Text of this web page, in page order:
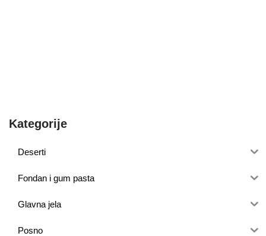
Kategorije
Deserti
Fondan i gum pasta
Glavna jela
Posno